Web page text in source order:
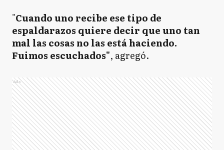
"Cuando uno recibe ese tipo de
espaldarazos quiere decir que uno tan
mal las cosas no las está haciendo.
Fuimos escuchados", agregó.
Ads